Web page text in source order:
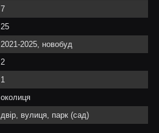
7
25
2021-2025, новобуд
2
1
околиця
двір, вулиця, парк (сад)